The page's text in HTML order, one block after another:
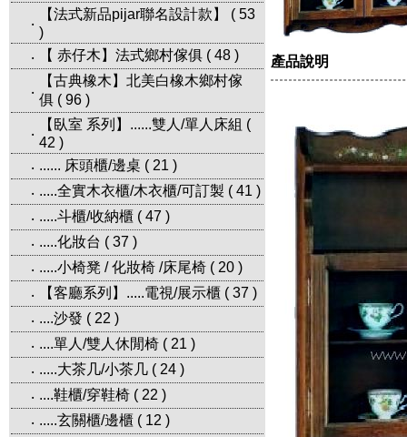
‧
【法式新品pijar聯名設計款】 ( 53
)
‧
【 赤仔木】法式鄉村傢俱 ( 48 )
‧
【古典橡木】北美白橡木鄉村傢
俱 ( 96 )
‧
【臥室 系列】......雙人/單人床組 (
42 )
‧ ...... 床頭櫃/邊桌 ( 21 )
‧ .....全實木衣櫃/木衣櫃/可訂製 ( 41 )
‧ .....斗櫃/收納櫃 ( 47 )
‧ .....化妝台 ( 37 )
‧ .....小椅凳 / 化妝椅 /床尾椅 ( 20 )
‧
【客廳系列】.....電視/展示櫃 ( 37 )
‧ ....沙發 ( 22 )
‧ ....單人/雙人休閒椅 ( 21 )
‧ .....大茶几/小茶几 ( 24 )
‧ ....鞋櫃/穿鞋椅 ( 22 )
‧ .....玄關櫃/邊櫃 ( 12 )
產品說明